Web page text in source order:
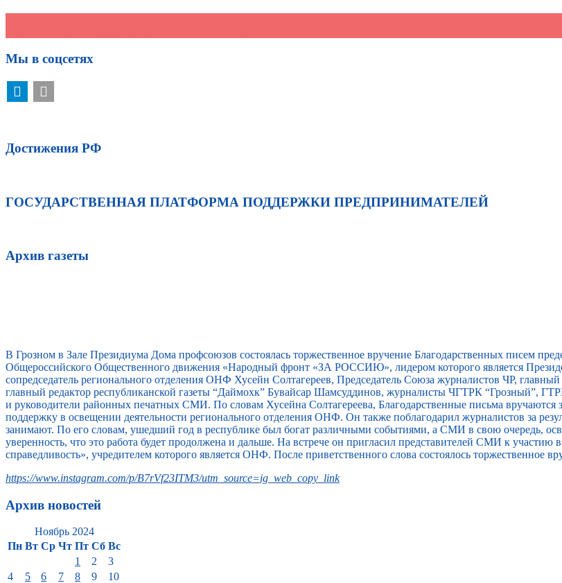
Мы в соцсетях
Достижения РФ
ГОСУДАРСТВЕННАЯ ПЛАТФОРМА ПОДДЕРЖКИ ПРЕДПРИНИМАТЕЛЕЙ
Архив газеты
В Грозном в Зале Президиума Дома профсоюзов состоялась торжественное вручение Благодарственных писем
Общероссийского Общественного движения «Народный фронт «ЗА РОССИЮ», лидером которого является
сопредседатель регионального отделения ОНФ Хусейн Солтагереев, Председатель Союза журналистов ЧР,
главный редактор республиканской газеты “Даймохк” Бувайсар Шамсуддинов, журналисты ЧГТРК “Грозный”,
и руководители районных печатных СМИ. По словам Хусейна Солтагереева, Благодарственные письма
поддержку в освещении деятельности регионального отделения ОНФ. Он также поблагодарил журналистов за
занимают. По его словам, ушедший год в республике был богат различными событиями, а СМИ в свою очередь,
уверенность, что это работа будет продолжена и дальше. На встрече он пригласил представителей СМИ к
справедливость», учредителем которого является ОНФ. После приветственного слова состоялось торжественное
https://www.instagram.com/p/B7rVf23ITM3/utm_source=ig_web_copy_link
Архив новостей
Ноябрь 2024
Пн Вт Ср Чт Пт Сб Вс
1 2
3
4
5 6 7 8 9
10